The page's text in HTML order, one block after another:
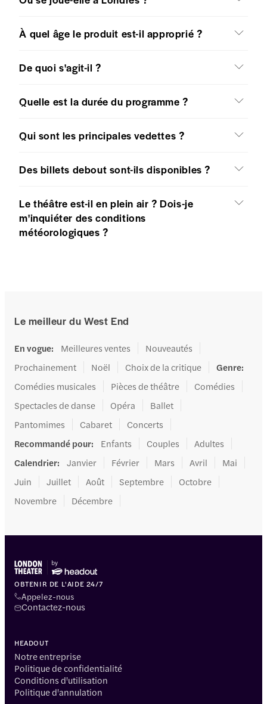
À quel âge le produit est-il approprié ?
De quoi s'agit-il ?
Quelle est la durée du programme ?
Qui sont les principales vedettes ?
Des billets debout sont-ils disponibles ?
Le théâtre est-il en plein air ? Dois-je
m'inquiéter des conditions
météorologiques ?
Le meilleur du West End
En vogue: Meilleures ventes
Nouveautés
Prochainement
Noël Choix de la critique Genre:
Comédies musicales
Pièces de théâtre
Comédies
Spectacles de danse
Opéra
Ballet
Pantomimes
Cabaret
Concerts
Recommandé pour: Enfants Couples
Adultes
Calendrier: Janvier Février Mars Avril
Mai
Juin
Juillet Août Septembre
Octobre
Novembre
Décembre
OBTENIR DE L'AIDE 24/7
Appelez-nous
Contactez-nous
HEADOUT
Notre entreprise
Politique de confidentialité
Conditions d'utilisation
Politique d'annulation